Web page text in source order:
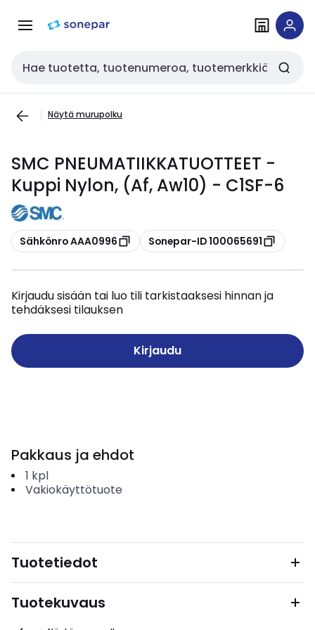
navigointiinsisältöön
Haku
Näytä murupolku
SMC PNEUMATIIKKATUOTTEET -
Kuppi Nylon, (Af, Aw10) - C1SF-6
Kopioi
Sähkönro AAA0996 Kopioi
Sonepar-ID 100065691
Kirjaudu sisään tai luo tili tarkistaaksesi hinnan ja
tehdäksesi tilauksen
Kirjaudu
Pakkaus ja ehdot
1 kpl
Vakiokäyttötuote
Tuotetiedot
Tuotekuvaus